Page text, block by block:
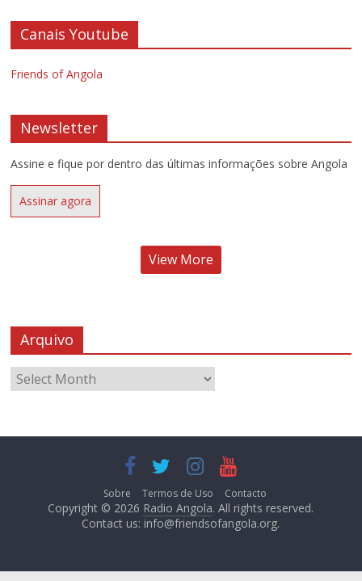
Canais Youtube
Friends of Angola
Newsletter
Assine e fique por dentro das últimas informações sobre Angola
Assinar agora
View More
Arquivo
Sobre Termos de Uso Contacto
Copyright © 2026 Radio Angola. All rights reserved.
Contact us: info@friendsofangola.org.